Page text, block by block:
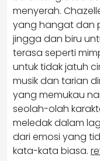
menyerah.
yang hangat dan
jingga dan biru
terasa seperti
untuk tidak jatuh
musik dan tarian
yang memukau
seolah-olah
meledak dalam
dari emosi yang
kata-kata biasa.